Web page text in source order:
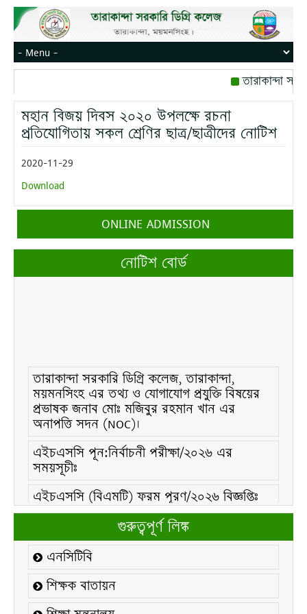
তারাকান্দা
রোজ বৃহস্পতিবার।
মোবাইল নম্বর:
মহান বিজয় দিবস ২০২০ উপলক্ষে রচনা
প্রতিযোগিতায় সকল শ্রেণির ছাত্র/ছাত্রীদের নোটিশ
2020-11-29
Download
ONLINE ADMISSION
নোটিশ বোর্ড
তারাকান্দা সরকারি ডিগ্রি কলেজ, তারাকান্দা,
ময়মনসিংহ এর তথ্য ও যোগাযোগ প্রযুক্তি বিষয়ের
প্রভাষক জনাব মোঃ মজিবুর রহমান খান এর
অনাপত্তি সদন (NOC)।
এইচএসসি পূন:নির্বাচনী পরীক্ষা/২০২৬ এর
সময়সূচীঃ
এইচএসসি (বিএমটি) ফরম পূরণ/২০২৬ বিজ্ঞপ্তিঃ
এইচএসসি ফরম/২০২৬ পূরণ বিজ্ঞপ্তিঃ
২১ ফেব্রুয়ারি/২০২৬ ইং তারিখে “শহিদ দিবস ও
আন্তর্জাতিক মাতৃভাষা দিবস-২০২৬ উদযাপন
উপলক্ষ্যে নোটিশঃ
কলেজ বন্ধ সংক্রান্ত নোটিশঃ
গুরুত্বপূর্ণ লিঙ্ক
এনসিটিবি
শিক্ষক বাতায়ন